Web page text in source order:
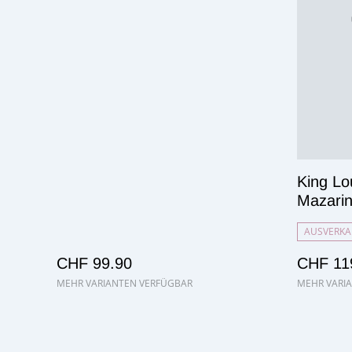
CHF 99.90
MEHR VARIANTEN VERFÜGBAR
King
CHF
MEHR